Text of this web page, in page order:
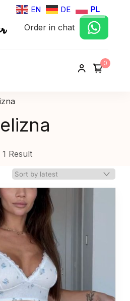
EN DE PL
damska
Order in chat
0
1 Result